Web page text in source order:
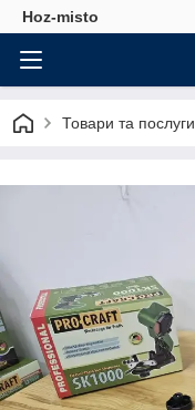
Hoz-misto
Товари та послуги